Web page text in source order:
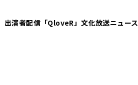
出演者配信「QloveR」文化放送ニュース
ン